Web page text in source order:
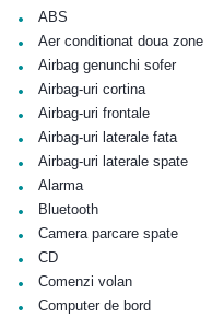
• ABS
• Aer conditionat doua zone
• Airbag genunchi sofer
• Airbag-uri cortina
• Airbag-uri frontale
• Airbag-uri laterale fata
• Airbag-uri laterale spate
• Alarma
• Bluetooth
• Camera parcare spate
• CD
• Comenzi volan
• Computer de bord